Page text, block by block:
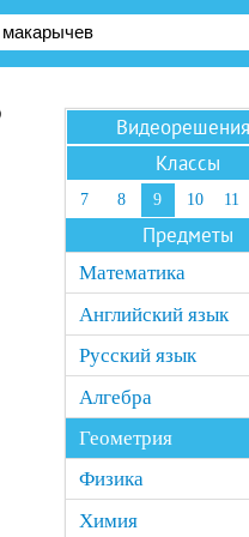
Видеорешения
Классы
7 8 9 10 11
Предметы
Математика
Английский язык
Русский язык
Алгебра
Геометрия
Физика
Химия